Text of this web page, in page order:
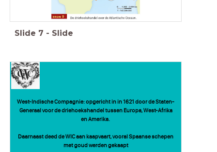
Slide 7 - Slide
West-Indische Compagnie: opgericht in in 1621 door de Staten-
Generaal voor de driehoekshandel tussen Europa, West-Afrika
en Amerika.
Daarnaast deed de WIC aan kaapvaart, vooral Spaanse schepen
met goud werden gekaapt